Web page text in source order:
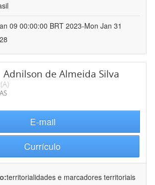
09 00:00:00 BRT 2023-Mon Jan 31
Adnilson de Almeida Silva
E-mail
Currículo
territorialidades e marcadores territoriais